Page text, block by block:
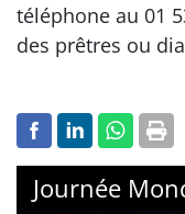
téléphone au 01
des prêtres ou
Journée